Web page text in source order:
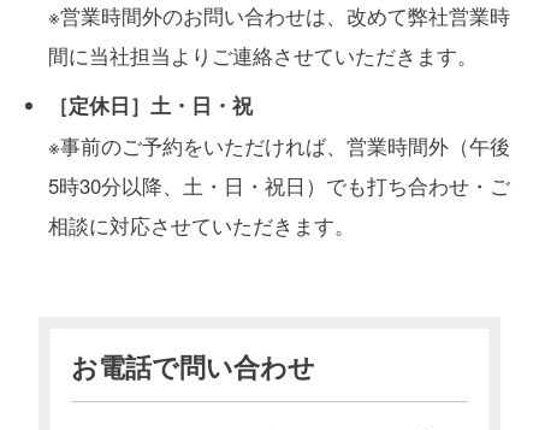
※営業時間外のお問い合わせは、改めて弊社営業時
間に当社担当よりご連絡させていただきます。
［定休日］土・日・祝
※事前のご予約をいただければ、営業時間外（午後
5時30分以降、土・日・祝日）でも打ち合わせ・ご
相談に対応させていただきます。
お電話で問い合わせ